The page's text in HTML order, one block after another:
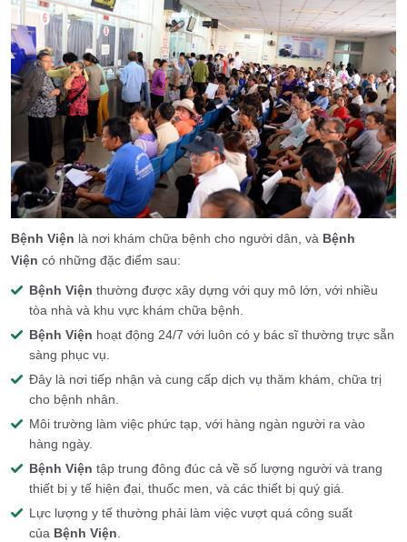
Bệnh Viện là nơi khám chữa bệnh cho người dân, và Bệnh
Viện có những đặc điểm sau:
Bệnh Viện thường được xây dựng với quy mô lớn, với nhiều
tòa nhà và khu vực khám chữa bệnh.
Bệnh Viện hoạt động 24/7 với luôn có y bác sĩ thường trực sẵn
sàng phục vụ.
Đây là nơi tiếp nhận và cung cấp dịch vụ thăm khám, chữa trị
cho bệnh nhân.
Môi trường làm việc phức tạp, với hàng ngàn người ra vào
hàng ngày.
Bệnh Viện tập trung đông đúc cả về số lượng người và trang
thiết bị y tế hiện đại, thuốc men, và các thiết bị quý giá.
Lực lượng y tế thường phải làm việc vượt quá công suất
của Bệnh Viện.